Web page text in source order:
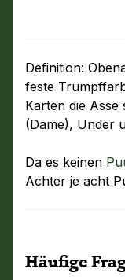
Definition:
feste
Karten die
(Dame), Under
Da es keinen
Achter je acht
Häufige